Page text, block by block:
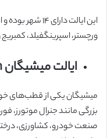
این ایالت
ورچستر، اسپرینگفیلد،
ایالت میشیگان Michigan
میشیگان یکی از قطب‌های
بزرگی مانند جنرال موتورز،
صنعت خودرو، کشاورزی،